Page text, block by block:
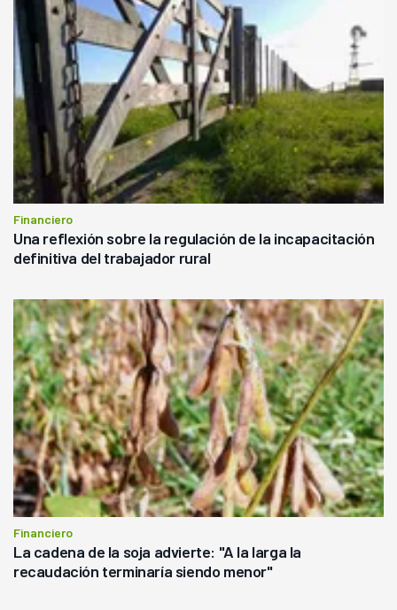
Financiero
Una reflexión sobre la regulación de la incapacitación
definitiva del trabajador rural
Financiero
La cadena de la soja advierte: "A la larga la
recaudación terminaría siendo menor"